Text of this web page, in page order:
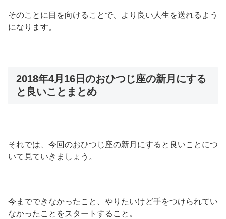
そのことに目を向けることで、より良い人生を送れるよう
になります。
2018年4月16日のおひつじ座の新月にする
と良いことまとめ
それでは、今回のおひつじ座の新月にすると良いことにつ
いて見ていきましょう。
今までできなかったこと、やりたいけど手をつけられてい
なかったことをスタートすること。